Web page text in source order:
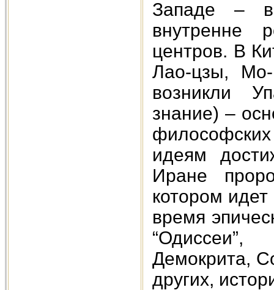
Западе – в
внутренне
центров. В
Лао-цзы,
возникли
знание) –
идеям
Иране
котором
время
Демокрита,
других,